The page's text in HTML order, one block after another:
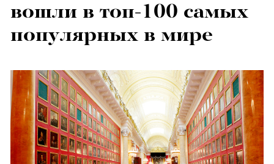
вошли в топ-100 самых
популярных в мире